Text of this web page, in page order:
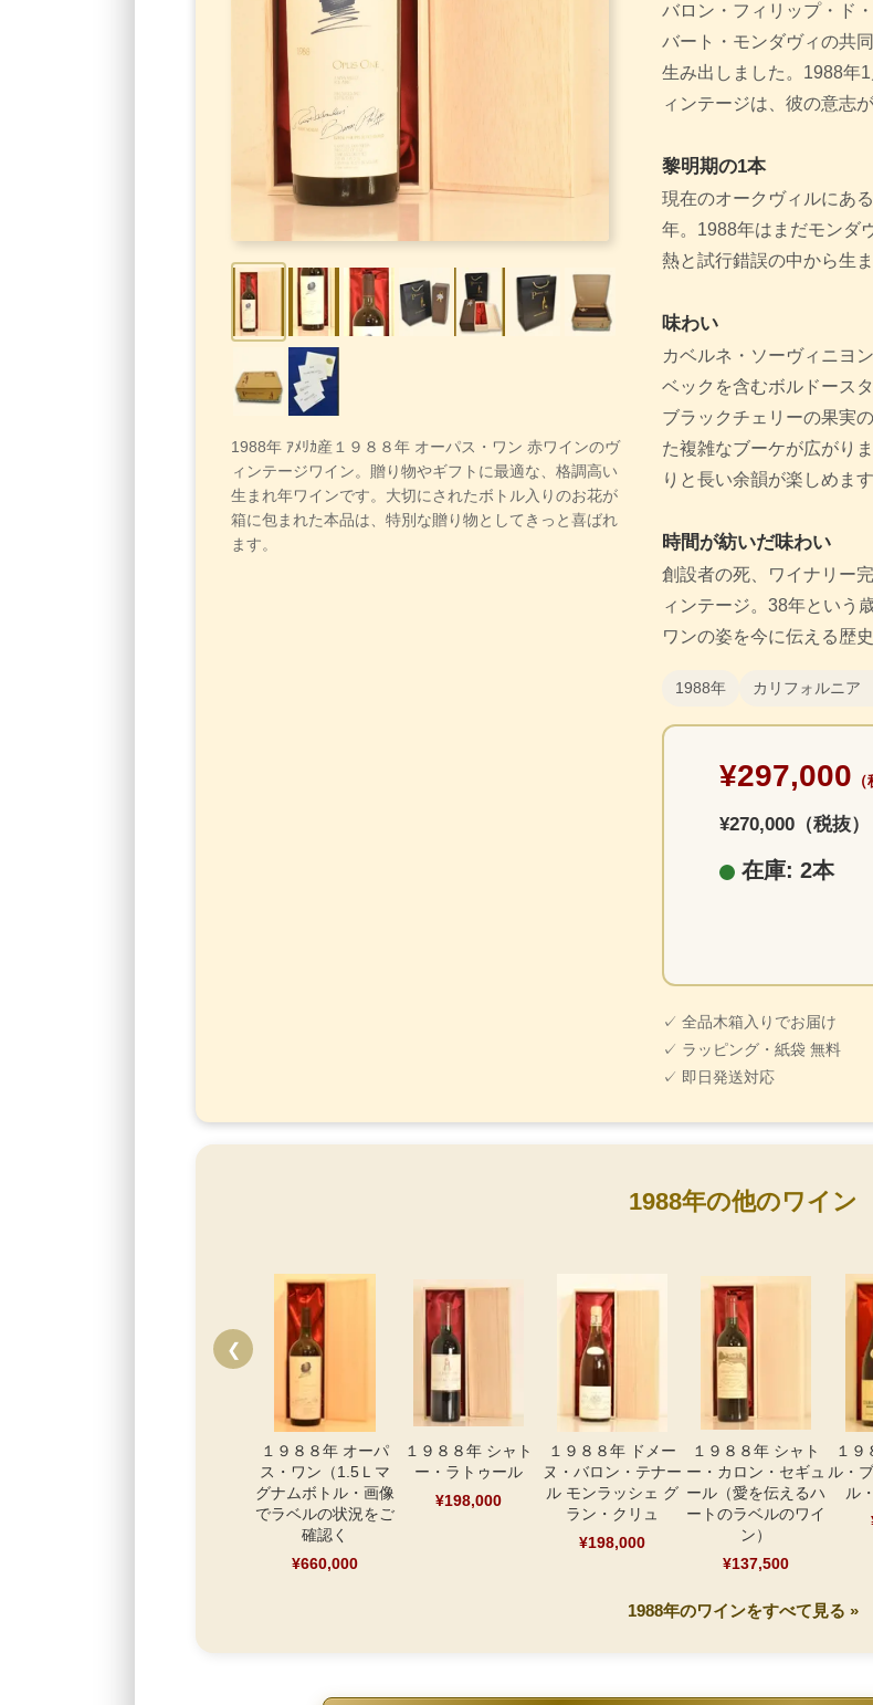
1988年 ｱﾒﾘｶ産１９８８年 オーパス・ワン 赤ワインのヴ
ィンテージワイン。贈り物やギフトに最適な、格調高い
生まれ年ワインです。大切にされたボトル入りのお花が
箱に包まれた本品は、特別な贈り物としてきっと喜ばれ
ます。
バロン・フィリップ・ド
バート・モンダヴィの共
生み出しました。1988年
ィンテージは、彼の意志
黎明期の1本
現在のオークヴィルにあ
年。1988年はまだモンダ
熱と試行錯誤の中から生
味わい
カベルネ・ソーヴィニヨ
ベックを含むボルドース
ブラックチェリーの果実
た複雑なブーケが広がり
りと長い余韻が楽しめます
時間が紡いだ味わい
創設者の死、ワイナリー
ィンテージ。38年という
ワンの姿を今に伝える歴
1988年 カリフォルニア
¥297,000
¥270,000（税抜）
在庫: 2本
✓ 全品木箱入りでお届け
✓ ラッピング・紙袋 無料
✓ 即日発送対応
1988年の他のワイン
❮
１９８８年 オーパ
ス・ワン（1.5Ｌマ
グナムボトル・画像
でラベルの状況をご
確認く
¥660,000
１９８８年 シャト
ー・ラトゥール
¥198,000
１９８８年 ドメー
ヌ・バロン・テナー
ル モンラッシェ グ
ラン・クリュ
¥198,000
１９８８年 シャト
ー・カロン・セギュ
ール（愛を伝えるハ
ートのラベルのワイ
ン）
¥137,500
１９
ル・
ル
1988年のワインをすべて見る »